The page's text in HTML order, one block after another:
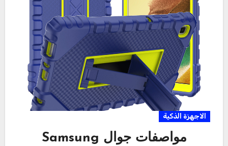
الاجهزة الذكية
مواصفات جوال Samsung